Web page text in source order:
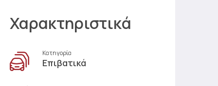
Χαρακτηριστικά
Κατηγορία
Επιβατικά